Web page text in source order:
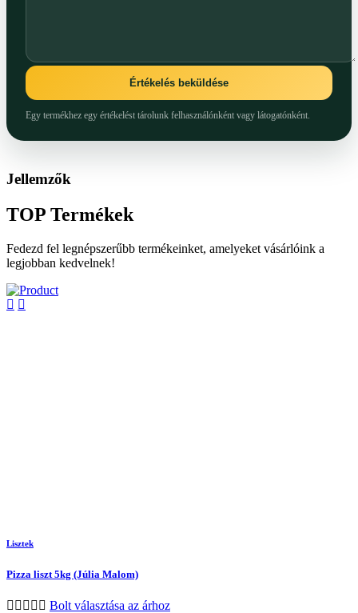
Értékelés beküldése
Egy termékhez egy értékelést tárolunk felhasználónként vagy látogatónként.
Jellemzők
TOP Termékek
Fedezd fel legnépszerűbb termékeinket, amelyeket vásárlóink a
legjobban kedvelnek!
Lisztek
Pizza liszt 5kg (Júlia Malom)
Bolt választása az árhoz